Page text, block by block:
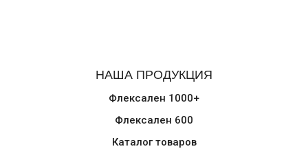
НАША ПРОДУКЦИЯ
Флексален 1000+
Флексален 600
Каталог товаров